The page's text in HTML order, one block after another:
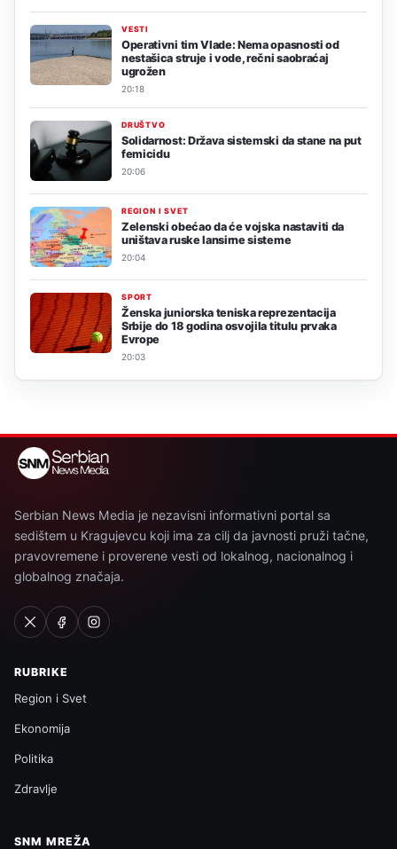
VESTI
Operativni tim Vlade: Nema opasnosti od
nestašica struje i vode, rečni saobraćaj
ugrožen
20:18
DRUŠTVO
Solidarnost: Država sistemski da stane na put
femicidu
20:06
REGION I SVET
Zelenski obećao da će vojska nastaviti da
uništava ruske lansirne sisteme
20:04
SPORT
Ženska juniorska teniska reprezentacija
Srbije do 18 godina osvojila titulu prvaka
Evrope
20:03
Serbian News Media je nezavisni informativni portal sa
sedištem u Kragujevcu koji ima za cilj da javnosti pruži tačne,
pravovremene i proverene vesti od lokalnog, nacionalnog i
globalnog značaja.
RUBRIKE
Region i Svet
Ekonomija
Politika
Zdravlje
SNM MREŽA